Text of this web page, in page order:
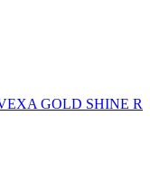
GOLD SHINE R